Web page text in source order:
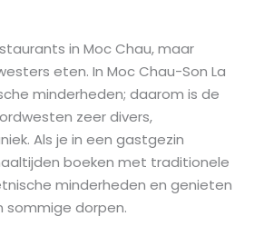
in Moc Chau, maar
eten. In Moc Chau-Son La
minderheden; daarom is de
zeer divers,
Als je in een gastgezin
boeken met traditionele
minderheden en genieten
sommige dorpen.